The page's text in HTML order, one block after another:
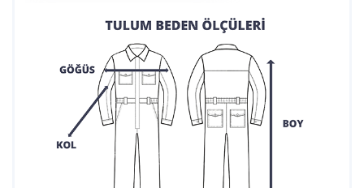
Firmanızın kurumsal duruşunu destekleyen füme tişört
çözümlerimiz için bizimle iletişime geçin.